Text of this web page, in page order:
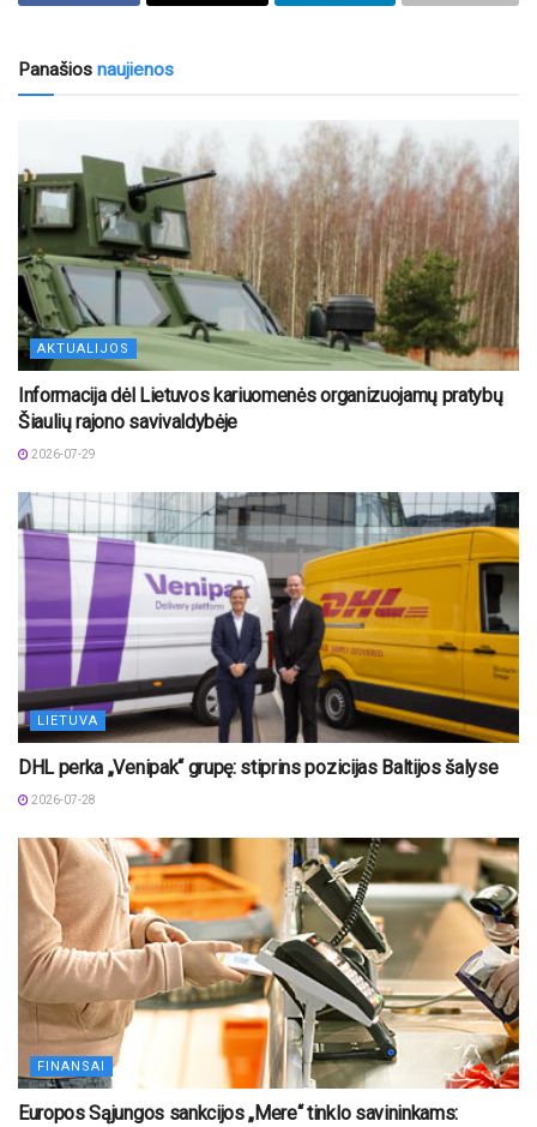
Panašios naujienos
AKTUALIJOS
Informacija dėl Lietuvos kariuomenės organizuojamų pratybų
Šiaulių rajono savivaldybėje
2026-07-29
LIETUVA
DHL perka „Venipak“ grupę: stiprins pozicijas Baltijos šalyse
2026-07-28
FINANSAI
Europos Sąjungos sankcijos „Mere“ tinklo savininkams: